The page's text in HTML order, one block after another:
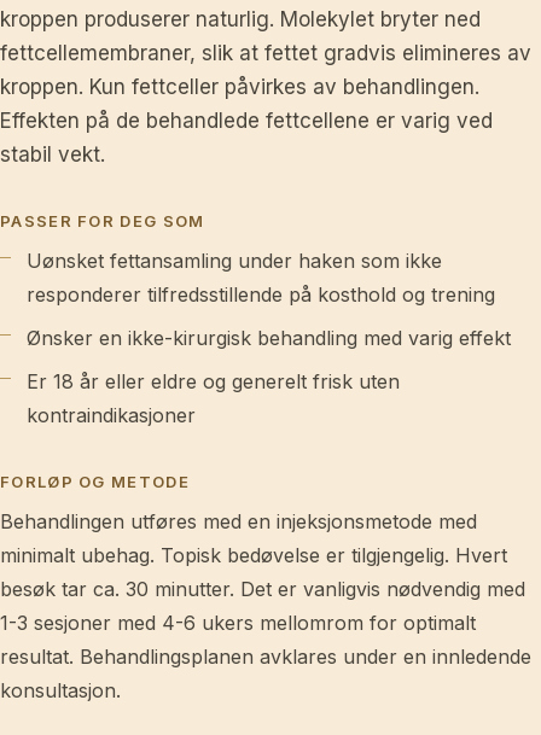
kroppen produserer naturlig. Molekylet bryter ned
fettcellemembraner, slik at fettet gradvis elimineres av
kroppen. Kun fettceller påvirkes av behandlingen.
Effekten på de behandlede fettcellene er varig ved
stabil vekt.
PASSER FOR DEG SOM
Uønsket fettansamling under haken som ikke
responderer tilfredsstillende på kosthold og trening
Ønsker en ikke-kirurgisk behandling med varig effekt
Er 18 år eller eldre og generelt frisk uten
kontraindikasjoner
FORLØP OG METODE
Behandlingen utføres med en injeksjonsmetode med
minimalt ubehag. Topisk bedøvelse er tilgjengelig. Hvert
besøk tar ca. 30 minutter. Det er vanligvis nødvendig med
1-3 sesjoner med 4-6 ukers mellomrom for optimalt
resultat. Behandlingsplanen avklares under en innledende
konsultasjon.